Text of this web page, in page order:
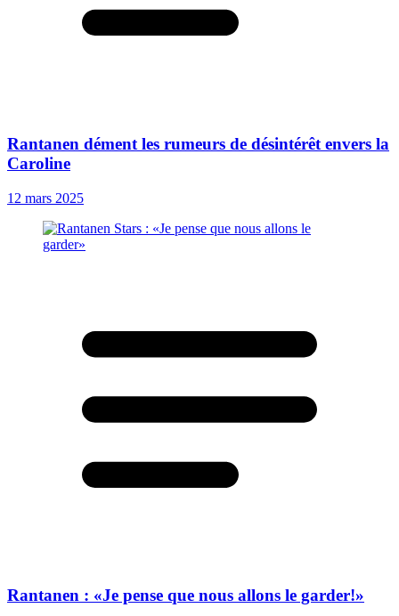
Rantanen dément les rumeurs de désintérêt envers la
Caroline
12 mars 2025
Rantanen : «Je pense que nous allons le garder!»